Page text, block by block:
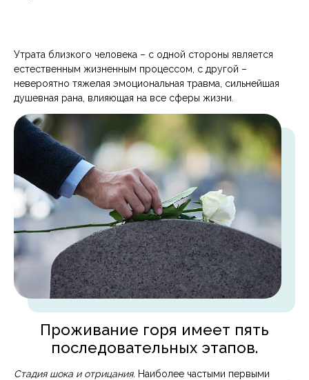
Утрата близкого человека – с одной стороны является
естественным жизненным процессом, с другой –
невероятно тяжелая эмоциональная травма, сильнейшая
душевная рана, влияющая на все сферы жизни.
Проживание горя имеет пять
последовательных этапов.
Стадия шока и отрицания. Наиболее частыми первыми